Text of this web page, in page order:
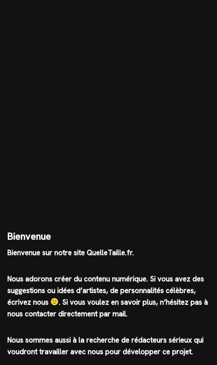
Bienvenue
Bienvenue sur notre site QuelleTaille.fr.
Nous adorons créer du contenu numérique. Si vous avez des
suggestions ou idées d’artistes, de personnalités célèbres,
écrivez nous
. Si vous voulez en savoir plus, n’hésitez pas à
nous contacter directement par mail.
Nous sommes aussi à la recherche de rédacteurs sérieux qui
voudront travailler avec nous pour développer ce projet.